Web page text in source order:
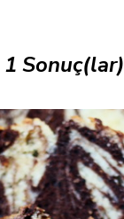
1 Sonuç(lar)